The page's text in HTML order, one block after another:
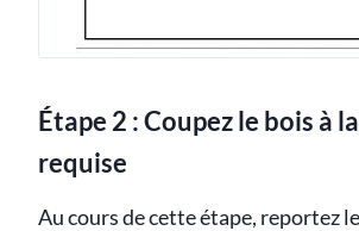
Étape 2 : Coupez le bois à
requise
Au cours de cette étape, reportez